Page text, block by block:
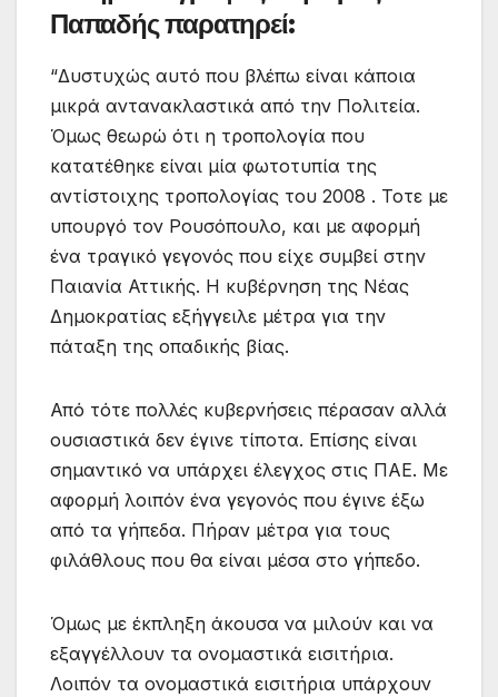
Παπαδής παρατηρεί:
“Δυστυχώς αυτό που βλέπω είναι κάποια
μικρά αντανακλαστικά από την Πολιτεία.
Όμως θεωρώ ότι η τροπολογία που
κατατέθηκε είναι μία φωτοτυπία της
αντίστοιχης τροπολογίας του 2008 . Τοτε με
υπουργό τον Ρουσόπουλο, και με αφορμή
ένα τραγικό γεγονός που είχε συμβεί στην
Παιανία Αττικής. Η κυβέρνηση της Νέας
Δημοκρατίας εξήγγειλε μέτρα για την
πάταξη της οπαδικής βίας.
Από τότε πολλές κυβερνήσεις πέρασαν αλλά
ουσιαστικά δεν έγινε τίποτα. Επίσης είναι
σημαντικό να υπάρχει έλεγχος στις ΠΑΕ. Με
αφορμή λοιπόν ένα γεγονός που έγινε έξω
από τα γήπεδα. Πήραν μέτρα για τους
φιλάθλους που θα είναι μέσα στο γήπεδο.
Όμως με έκπληξη άκουσα να μιλούν και να
εξαγγέλλουν τα ονομαστικά εισιτήρια.
Λοιπόν τα ονομαστικά εισιτήρια υπάρχουν